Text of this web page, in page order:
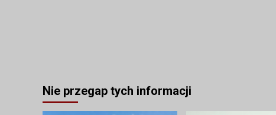
Nie przegap tych informacji